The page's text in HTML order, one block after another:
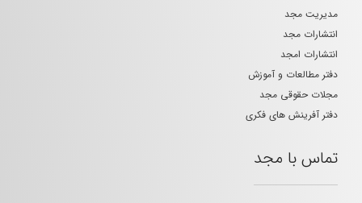
مدیریت مجد
انتشارات مجد
انتشارات امجد
دفتر مطالعات و آموزش
مجلات حقوقی مجد
دفتر آفرینش های فکری
تماس با مجد